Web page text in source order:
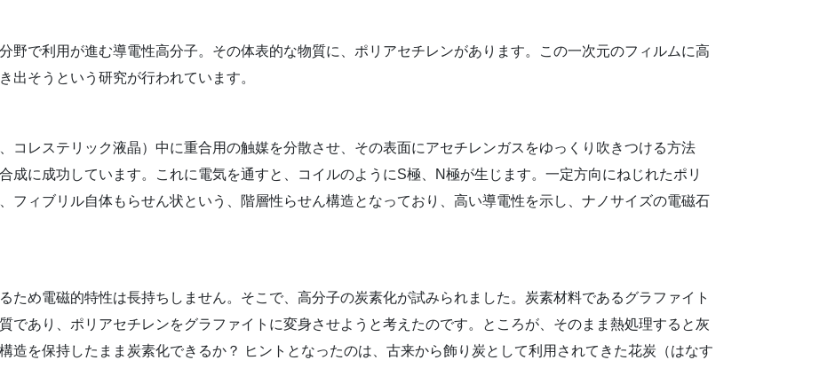
野で利用が進む導電性高分子。その体表的な物質に、ポリアセチレンがあります。この一次元のフィルムに高
出そうという研究が行われています。
コレステリック液晶）中に重合用の触媒を分散させ、その表面にアセチレンガスをゆっくり吹きつける方法
成に成功しています。これに電気を通すと、コイルのようにS極、N極が生じます。一定方向にねじれたポリ
フィブリル自体もらせん状という、階層性らせん構造となっており、高い導電性を示し、ナノサイズの電磁石
ため電磁的特性は長持ちしません。そこで、高分子の炭素化が試みられました。炭素材料であるグラファイト
であり、ポリアセチレンをグラファイトに変身させようと考えたのです。ところが、そのまま熱処理すると灰
造を保持したまま炭素化できるか？ ヒントとなったのは、古来から飾り炭として利用されてきた花炭（はなす